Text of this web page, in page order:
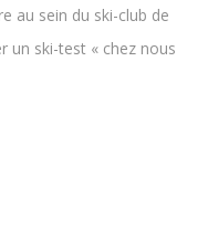
au sein du ski-club de
un ski-test « chez nous